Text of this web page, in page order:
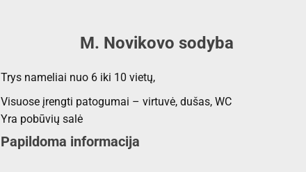
M. Novikovo sodyba
Trys nameliai nuo 6 iki 10 vietų,
Visuose įrengti patogumai – virtuvė, dušas, WC
Yra pobūvių salė
Papildoma informacija